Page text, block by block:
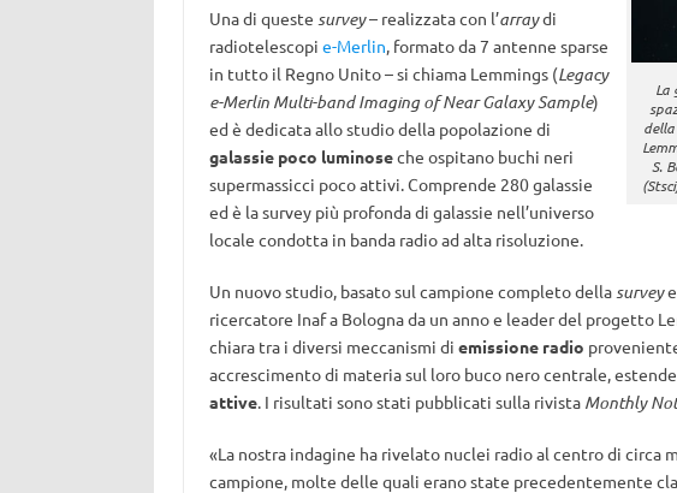
La
S.
Una di queste survey– realizzata con l’arraydi
radiotelescopi e-Merlin, formato da 7 antenne sparse
in tutto il Regno Unito – si chiama Lemmings (Legacy
e-Merlin Multi-band Imaging of Near Galaxy Sample)
ed è dedicata allo studio della popolazione di
galassie poco luminoseche ospitano buchi neri
supermassicci poco attivi. Comprende 280 galassie
ed è la survey più profonda di galassie nell’universo
locale condotta in banda radio ad alta risoluzione.
Un nuovo studio, basato sul campione completo dellasurveye
ricercatore Inaf a Bologna da un anno e leader del progetto
chiara tra i diversi meccanismi di emissione radio
accrescimento di materia sul loro buco nero centrale,
attive. I risultati sono stati pubblicati sulla rivista Monthly
«La nostra indagine ha rivelato nuclei radio al centro di circa
campione, molte delle quali erano state precedentemente